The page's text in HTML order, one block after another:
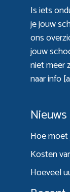
Is iets
je jouw
ons
jouw
niet meer
naar info
Hoe
Kosten
Hoeveel